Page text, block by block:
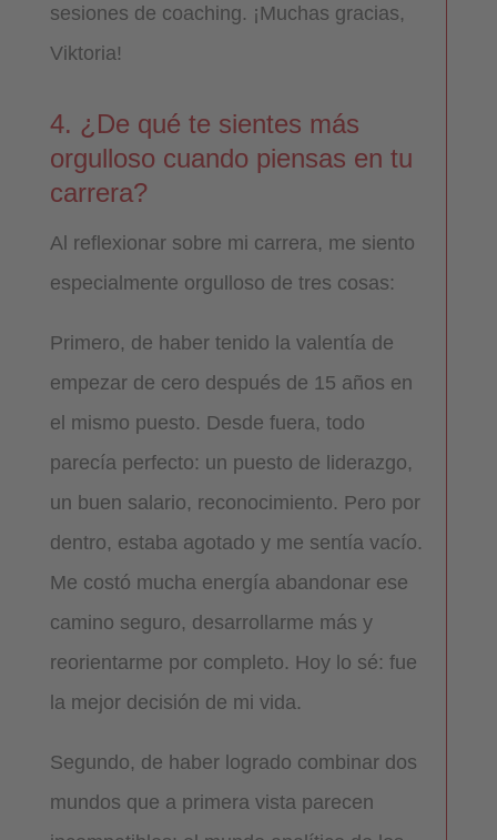
sesiones de coaching. ¡Muchas gracias,
Viktoria!
4. ¿De qué te sientes más
orgulloso cuando piensas en tu
carrera?
Al reflexionar sobre mi carrera, me siento
especialmente orgulloso de tres cosas:
Primero, de haber tenido la valentía de
empezar de cero después de 15 años en
el mismo puesto. Desde fuera, todo
parecía perfecto: un puesto de liderazgo,
un buen salario, reconocimiento. Pero por
dentro, estaba agotado y me sentía vacío.
Me costó mucha energía abandonar ese
camino seguro, desarrollarme más y
reorientarme por completo. Hoy lo sé: fue
la mejor decisión de mi vida.
Segundo, de haber logrado combinar dos
mundos que a primera vista parecen